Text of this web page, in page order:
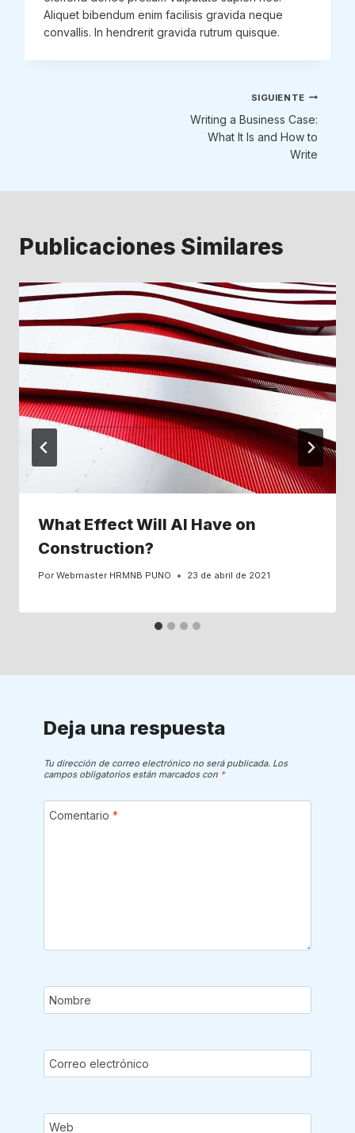
Aliquet bibendum enim facilisis gravida neque
convallis. In hendrerit gravida rutrum quisque.
SIGUIENTE
Writing a Business Case:
What It Is and How to
Write
Publicaciones Similares
What Effect Will AI Have on
Construction?
Por Webmaster HRMNB PUNO 23 de abril de 2021
Deja una respuesta
Tu dirección de correo electrónico no será publicada. Los
campos obligatorios están marcados con *
Comentario *
Nombre
Correo electrónico
Web